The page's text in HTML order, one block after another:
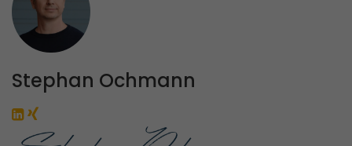
Stephan Ochmann